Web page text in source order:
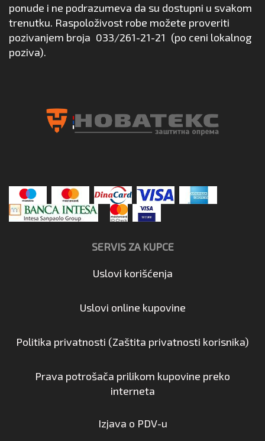
ponude i ne podrazumeva da su dostupni u svakom
trenutku. Raspoloživost robe možete proveriti
pozivanjem broja 033/261-21-21 (po ceni lokalnog
poziva).
SERVIS ZA KUPCE
Uslovi korišćenja
Uslovi online kupovine
Politika privatnosti (Zaštita privatnosti korisnika)
Prava potrošača prilikom kupovine preko
interneta
Izjava o PDV-u